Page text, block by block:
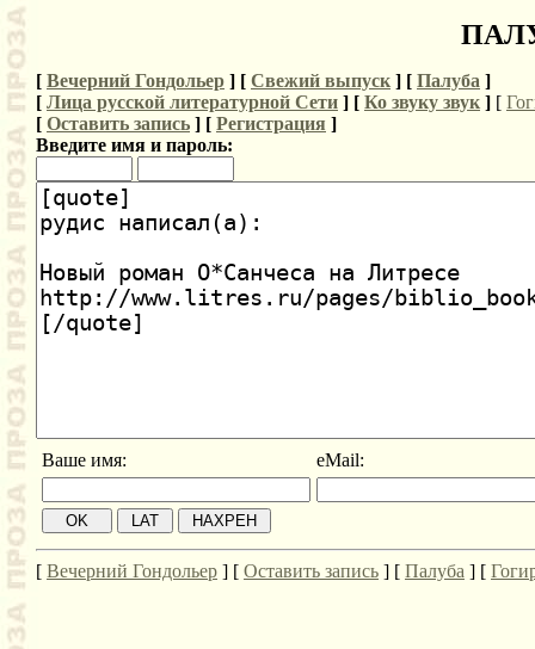
[ Вечерний Гондольер ] [ Свежий выпуск ] [ Палуба ]
[ Лица русской литературной Сети ] [ Ко звуку звук ] [
[ Оставить запись ] [ Регистрация ]
Введите имя и пароль:
Ваше имя: eMail:
[ Вечерний Гондольер ] [ Оставить запись ] [ Палуба ] [